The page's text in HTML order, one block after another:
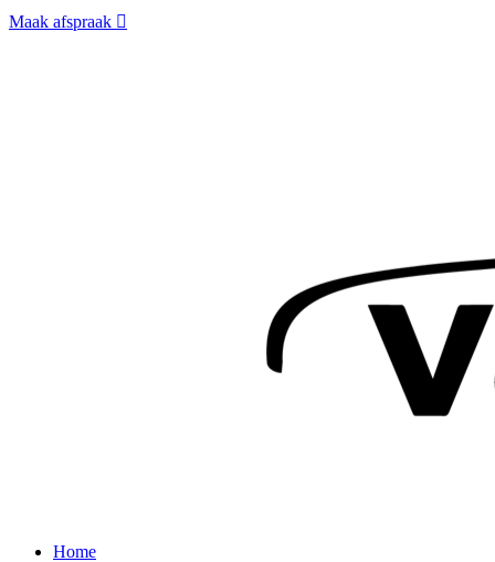
Maak afspraak
Home